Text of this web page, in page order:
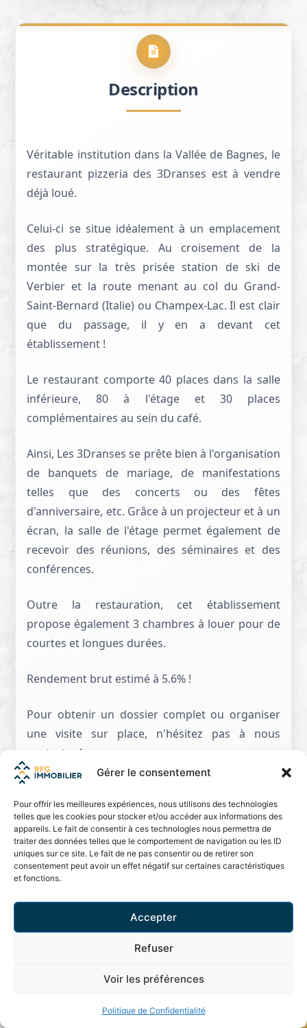
Gérer le consentement
Pour offrir les meilleures expériences, nous utilisons des technologies
telles que les cookies pour stocker et/ou accéder aux informations des
appareils. Le fait de consentir à ces technologies nous permettra de
traiter des données telles que le comportement de navigation ou les ID
uniques sur ce site. Le fait de ne pas consentir ou de retirer son
consentement peut avoir un effet négatif sur certaines caractéristiques
et fonctions.
Accepter
Refuser
Voir les préférences
Politique de Confidentialité
Description
Véritable institution dans la Vallée de Bagnes, le
restaurant pizzeria des 3Dranses est à vendre
déjà loué.
Celui-ci se situe idéalement à un emplacement
des plus stratégique. Au croisement de la
montée sur la très prisée station de ski de
Verbier et la route menant au col du Grand-
Saint-Bernard (Italie) ou Champex-Lac. Il est clair
que du passage, il y en a devant cet
établissement !
Le restaurant comporte 40 places dans la salle
inférieure, 80 à l'étage et 30 places
complémentaires au sein du café.
Ainsi, Les 3Dranses se prête bien à l'organisation
de banquets de mariage, de manifestations
telles que des concerts ou des fêtes
d'anniversaire, etc. Grâce à un projecteur et à un
écran, la salle de l'étage permet également de
recevoir des réunions, des séminaires et des
conférences.
Outre la restauration, cet établissement
propose également 3 chambres à louer pour de
courtes et longues durées.
Rendement brut estimé à 5.6% !
Pour obtenir un dossier complet ou organiser
une visite sur place, n'hésitez pas à nous
contacter !
Immédiatement